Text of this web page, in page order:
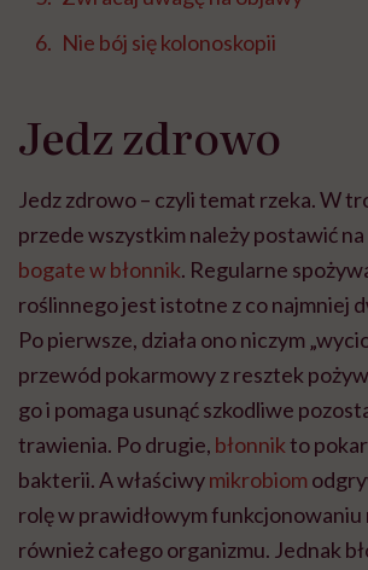
Nie bój się kolonoskopii
Jedz zdrowo
Jedz zdrowo – czyli temat rzeka. W
przede wszystkim należy postawić na
bogate w błonnik. Regularne
roślinnego jest istotne z co najmniej
Po pierwsze, działa ono niczym
przewód pokarmowy z resztek
go i pomaga usunąć szkodliwe
trawienia. Po drugie, błonnikto
bakterii. A właściwymikrobiom
rolę w prawidłowym funkcjonowaniu
również całego organizmu. Jednak